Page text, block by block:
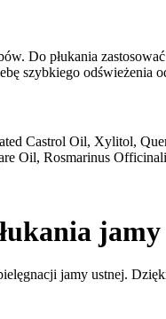
Do płukania
szybkiego odświeżenia
Castrol Oil, Xylitol,
Oil, Rosmarinus
jamy
jamy ustnej.